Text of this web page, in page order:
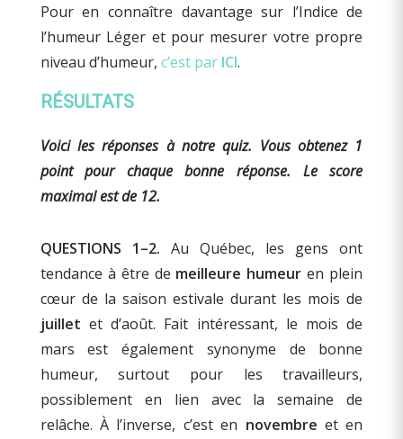
Pour en connaître davantage sur l’Indice de
l’humeur Léger et pour mesurer votre propre
niveau d’humeur, c’est par ICI.
RÉSULTATS
Voici les réponses à notre quiz. Vous obtenez 1
point pour chaque bonne réponse. Le score
maximal est de 12.
QUESTIONS 1–2. Au Québec, les gens ont
tendance à être de meilleure humeur en plein
cœur de la saison estivale durant les mois de
juillet et d’août. Fait intéressant, le mois de
mars est également synonyme de bonne
humeur, surtout pour les travailleurs,
possiblement en lien avec la semaine de
relâche. À l’inverse, c’est en novembre et en